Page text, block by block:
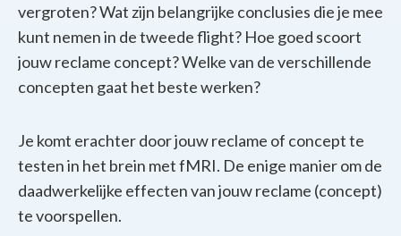
vergroten? Wat zijn belangrijke conclusies die je mee
kunt nemen in de tweede flight? Hoe goed scoort
jouw reclame concept? Welke van de verschillende
concepten gaat het beste werken?
Je komt erachter door jouw reclame of concept te
testen in het brein met fMRI. De enige manier om de
daadwerkelijke effecten van jouw reclame (concept)
te voorspellen.